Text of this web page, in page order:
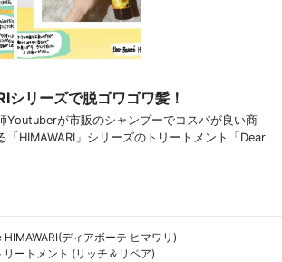
シリーズで脱ゴワゴワ髪！
Youtuberが市販のシャンプーでコスパが良い商
「HIMAWARI」シリーズのトリートメント「Dear
ディアボーテ ヒマワリ)
リートメント (リッチ＆リペア)